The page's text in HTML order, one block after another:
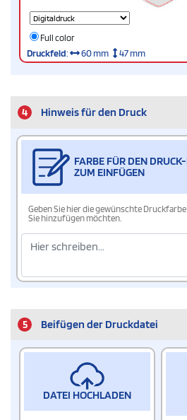
Full color
Druckfeld: 60 mm 47 mm
4 Hinweis für den Druck
FARBE FÜR DEN
ZUM EINFÜGEN
Geben Sie hier die gewünschte
Sie hinzufügen möchten.
5 Beifügen der Druckdatei
DATEI HOCHLADEN